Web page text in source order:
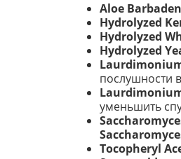
Aloe
Hydrolyzed
Hydrolyzed
Hydrolyzed
послушности
уменьшить
Tocopheryl